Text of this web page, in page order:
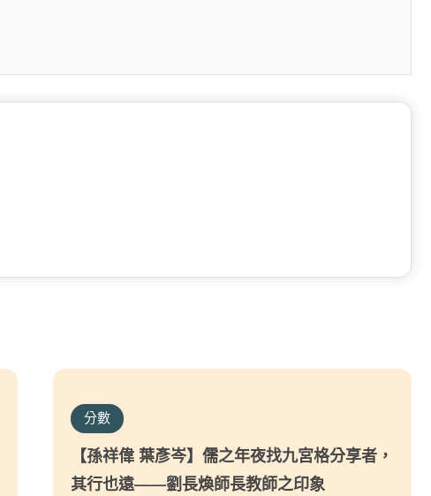
分數
【孫祥偉 葉彥岑】儒之年夜找九宮格分享者，
其行也遠——劉長煥師長教師之印象